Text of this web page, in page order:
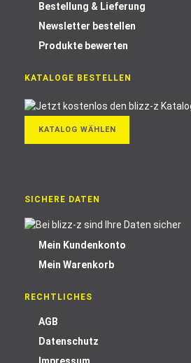
Bestellung & Lieferung
Newsletter bestellen
Produkte bewerten
KATALOGE BESTELLEN
KATALOG WÄHLEN
SICHERE DATEN
Mein Kundenkonto
Mein Warenkorb
RECHTLICHES
AGB
Datenschutz